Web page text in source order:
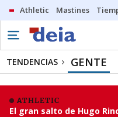
Athletic Mastines
TENDENCIAS GENTE
ATHLETIC
El gran salto de Hugo